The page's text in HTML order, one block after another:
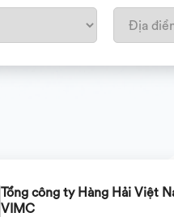
Tổng công ty Hàng Hải Việt
VIMC